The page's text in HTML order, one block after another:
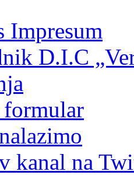
Impresum
D.I.C
kanal na